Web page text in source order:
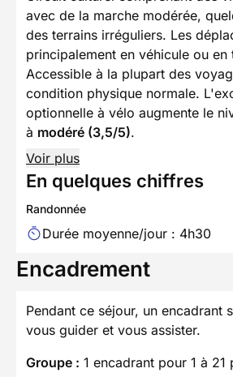
avec de la marche modérée,
des terrains irréguliers. Les
principalement en véhicule ou en
Accessible à la plupart des
condition physique normale.
optionnelle à vélo augmente le
à modéré (3,5/5).
Voir plus
En quelques chiffres
Randonnée
Durée moyenne/jour : 4h30
Encadrement
Pendant ce séjour, un encadrant
vous guider et vous assister.
Groupe : 1 encadrant pour 1 à 21